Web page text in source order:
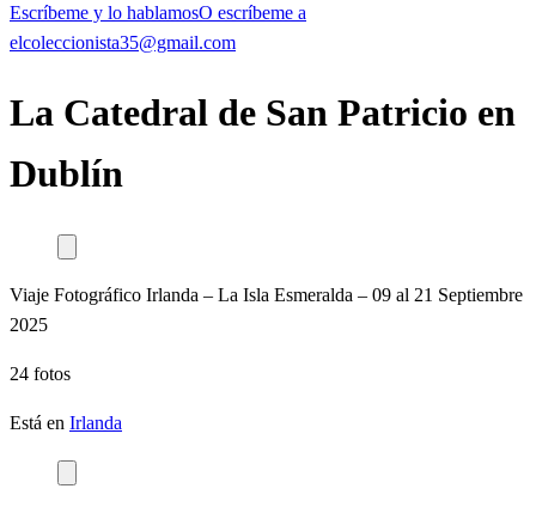
Escríbeme y lo hablamosO escríbeme a
elcoleccionista35@gmail.com
La Catedral de San Patricio en
Dublín
Viaje Fotográfico Irlanda – La Isla Esmeralda – 09 al 21 Septiembre
2025
24 fotos
Está en Irlanda